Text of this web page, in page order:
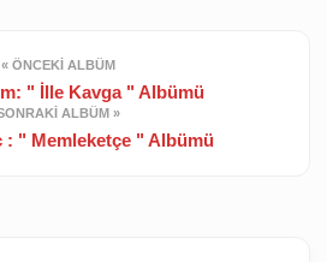
« ÖNCEKI ALBÜM
" İlle Kavga " Albümü
ALBÜM »
: " Memleketçe " Albümü